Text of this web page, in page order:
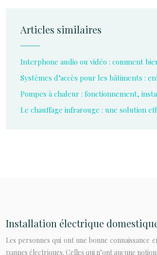
Articles similaires
Interphone audio ou vidéo : comment
Systèmes d’accès pour les bâtiments :
Pompes à chaleur : fonctionnement,
Le chauffage infrarouge : une solution
Installation électrique
Les personnes qui ont une bonne
pannes électriques. Celles qui n’ont aucune